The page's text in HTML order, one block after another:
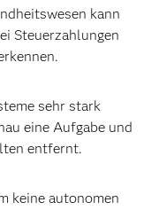
kann
Steuerzahlungen
sehr stark
eine Aufgabe und
entfernt.
keine autonomen